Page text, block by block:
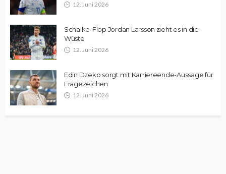
12. Juni 2026
Schalke-Flop Jordan Larsson zieht es in die
Wüste
12. Juni 2026
Edin Dzeko sorgt mit Karriereende-Aussage für
Fragezeichen
12. Juni 2026